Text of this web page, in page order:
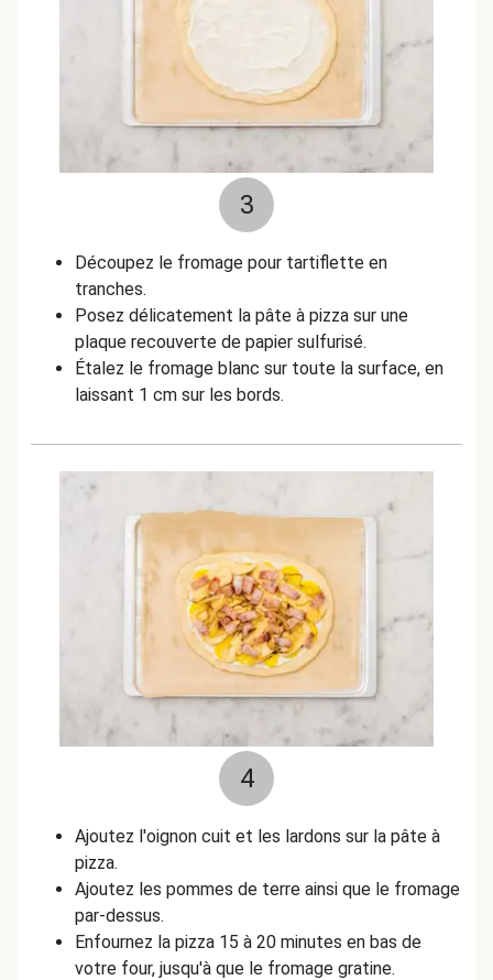
3
Découpez le fromage pour tartiflette en
tranches.
Posez délicatement la pâte à pizza sur une
plaque recouverte de papier sulfurisé.
Étalez le fromage blanc sur toute la surface, en
laissant 1 cm sur les bords.
4
Ajoutez l'oignon cuit et les lardons sur la pâte à
pizza.
Ajoutez les pommes de terre ainsi que le fromage
par-dessus.
Enfournez la pizza 15 à 20 minutes en bas de
votre four, jusqu'à que le fromage gratine.